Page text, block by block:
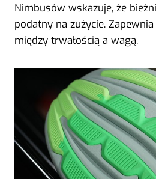
Nimbusów wskazuje, że
podatny na zużycie.
między trwałością a wagą.